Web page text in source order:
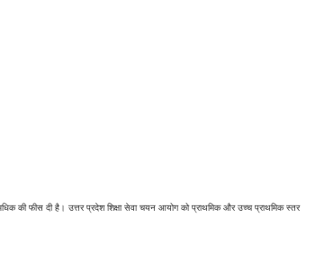
की फीस दी है। उत्तर प्रदेश शिक्षा सेवा चयन आयोग को प्राथमिक और उच्च प्राथमिक स्तर